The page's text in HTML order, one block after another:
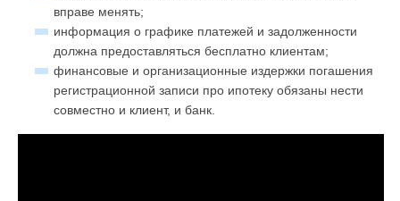
вправе менять;
информация о графике платежей и задолженности
должна предоставляться бесплатно клиентам;
финансовые и организационные издержки погашения
регистрационной записи про ипотеку обязаны нести
совместно и клиент, и банк.